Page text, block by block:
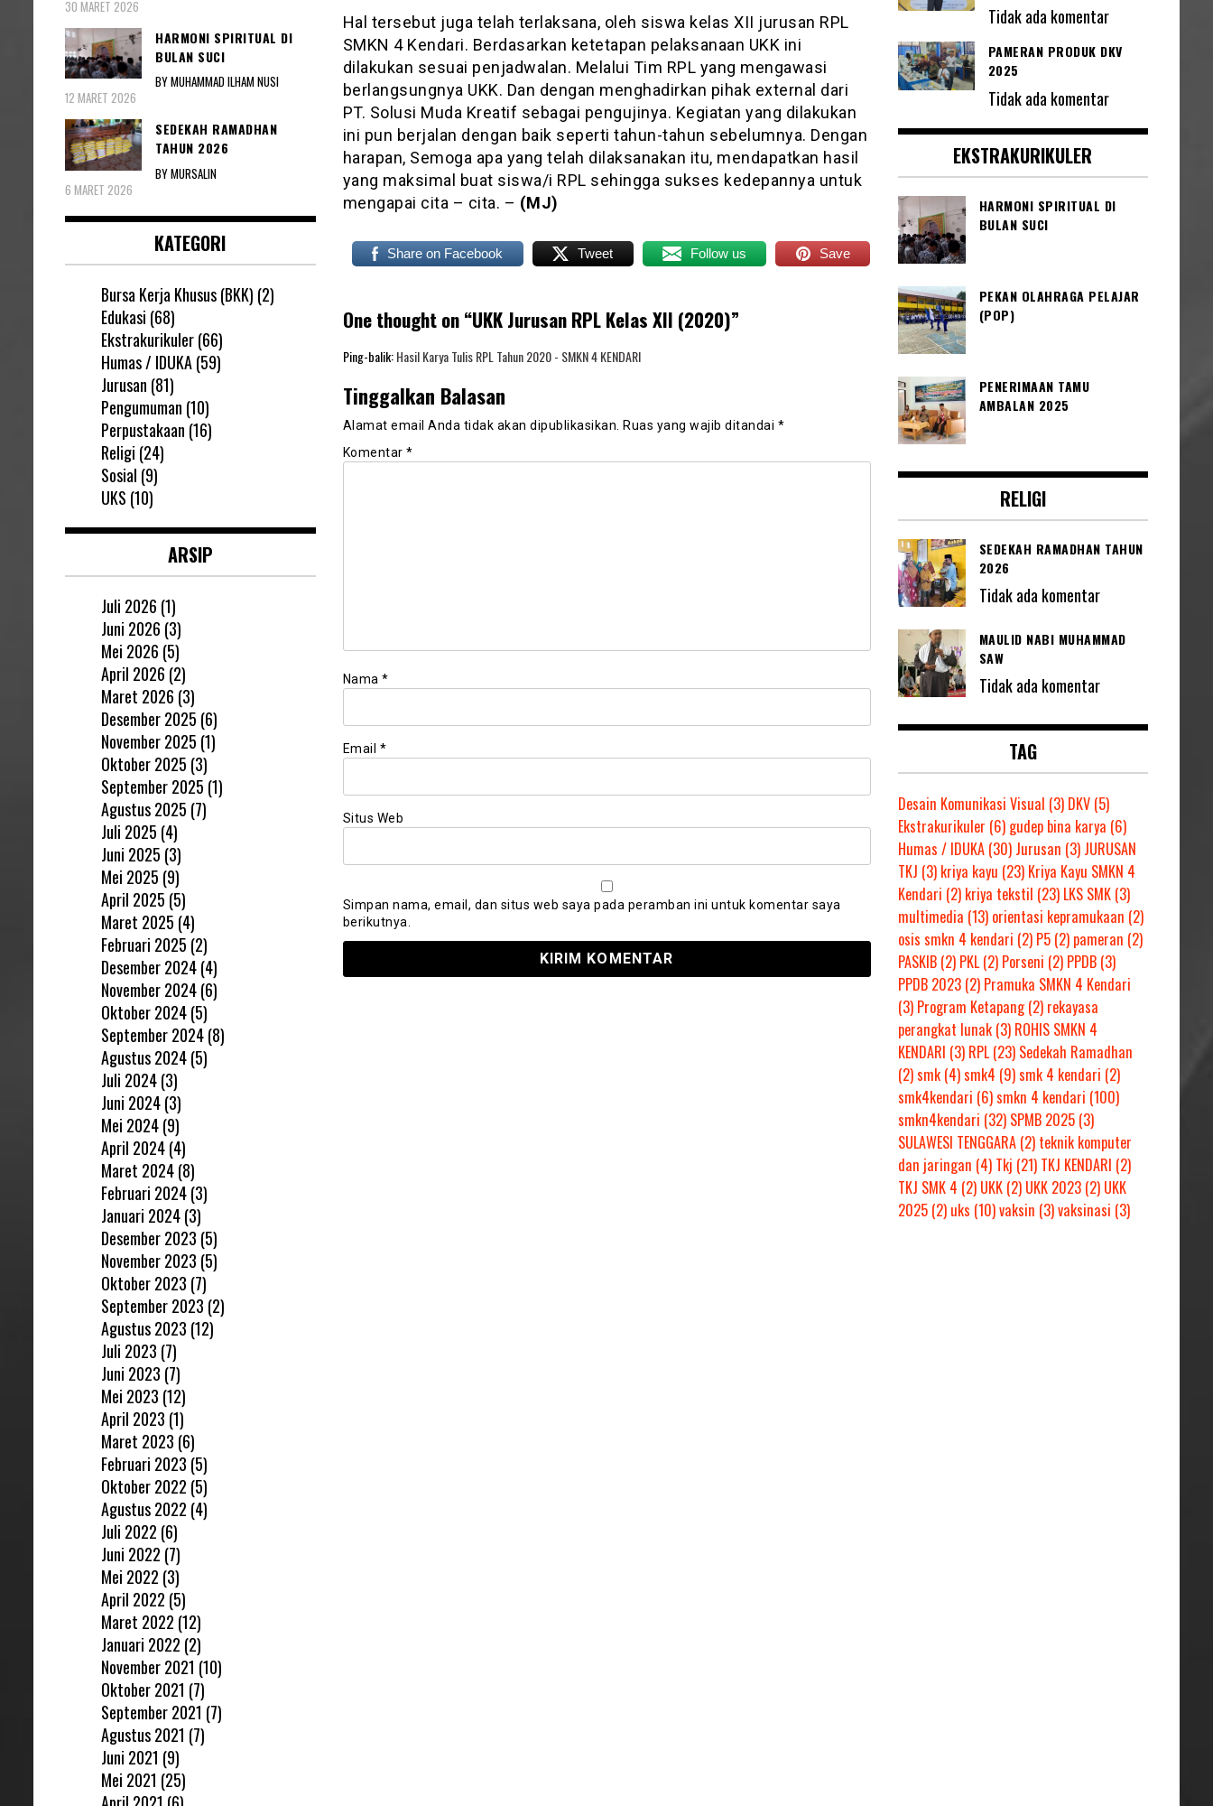
Hal tersebut juga telah terlaksana, oleh siswa kelas XII jurusan RPL
SMKN 4 Kendari. Berdasarkan ketetapan pelaksanaan UKK ini
dilakukan sesuai penjadwalan. Melalui Tim RPL yang mengawasi
berlangsungnya UKK. Dan dengan menghadirkan pihak external dari
PT. Solusi Muda Kreatif sebagai pengujinya. Kegiatan yang dilakukan
ini pun berjalan dengan baik seperti tahun-tahun sebelumnya. Dengan
harapan, Semoga apa yang telah dilaksanakan itu, mendapatkan hasil
yang maksimal buat siswa/i RPL sehingga sukses kedepannya untuk
mengapai cita – cita. – (MJ)
Share on Facebook Tweet Follow us Save
One thought on “UKK Jurusan RPL Kelas XII (2020)”
Ping-balik:Hasil Karya Tulis RPL Tahun 2020 - SMKN 4 KENDARI
Tinggalkan Balasan
Alamat email Anda tidak akan dipublikasikan. Ruas yang wajib ditandai *
Komentar *
Nama *
Email *
Situs Web
Simpan nama, email, dan situs web saya pada peramban ini untuk komentar saya
berikutnya.
30 MARET 2026
HARMONI SPIRITUAL DI
BULAN SUCI
BY MUHAMMAD ILHAM NUSI
12 MARET 2026
SEDEKAH RAMADHAN
TAHUN 2026
BY MURSALIN
6 MARET 2026
KATEGORI
Bursa Kerja Khusus (BKK) (2)
Edukasi (68)
Ekstrakurikuler(66)
Humas / IDUKA(59)
Jurusan (81)
Pengumuman (10)
Perpustakaan (16)
Religi (24)
Sosial (9)
UKS (10)
ARSIP
Juli 2026 (1)
Juni 2026 (3)
Mei 2026 (5)
April 2026 (2)
Maret 2026 (3)
Desember 2025 (6)
November 2025 (1)
Oktober 2025 (3)
September 2025 (1)
Agustus 2025 (7)
Juli 2025 (4)
Juni 2025 (3)
Mei 2025 (9)
April 2025 (5)
Maret 2025 (4)
Februari 2025 (2)
Desember 2024(4)
November 2024(6)
Oktober 2024(5)
September 2024(8)
Agustus 2024(5)
Juli 2024(3)
Juni 2024(3)
Mei 2024(9)
April 2024(4)
Maret 2024(8)
Februari 2024(3)
Januari 2024(3)
Desember 2023 (5)
November 2023 (5)
Oktober 2023 (7)
September 2023 (2)
Agustus 2023 (12)
Juli 2023 (7)
Juni 2023 (7)
Mei 2023 (12)
April 2023 (1)
Maret 2023 (6)
Februari 2023 (5)
Oktober 2022 (5)
Agustus 2022 (4)
Juli 2022 (6)
Juni 2022 (7)
Mei 2022 (3)
April 2022 (5)
Maret 2022 (12)
Januari 2022 (2)
November 2021 (10)
Oktober 2021 (7)
September 2021 (7)
Agustus 2021 (7)
Juni 2021 (9)
Mei 2021 (25)
Tidak ada komentar
PAMERAN PRODUK DKV
2025
Tidak ada komentar
EKSTRAKURIKULER
HARMONI SPIRITUAL DI
BULAN SUCI
PEKAN OLAHRAGA PELAJAR
(POP)
PENERIMAAN TAMU
AMBALAN 2025
RELIGI
SEDEKAH RAMADHAN TAHUN
2026
Tidak ada komentar
MAULID NABI MUHAMMAD
SAW
Tidak ada komentar
TAG
Desain Komunikasi Visual (3) DKV(5)
Ekstrakurikuler (6) gudep bina karya (6)
Humas / IDUKA(30) Jurusan (3) JURUSAN
TKJ (3) kriya kayu (23) Kriya Kayu SMKN 4
Kendari (2) kriya tekstil (23) LKS SMK(3)
multimedia (13) orientasi kepramukaan (2)
osis smkn 4 kendari (2) P5(2) pameran (2)
PASKIB(2) PKL(2) Porseni (2) PPDB(3)
PPDB 2023(2) Pramuka SMKN 4 Kendari
(3) Program Ketapang(2) rekayasa
perangkat lunak(3) ROHIS SMKN 4
KENDARI (3) RPL(23) Sedekah Ramadhan
(2)smk(4)smk4 (9)smk 4 kendari (2)
smk4kendari (6)smkn 4 kendari (100)
smkn4kendari (32) SPMB 2025(3)
SULAWESI TENGGARA(2) teknik komputer
dan jaringan (4) Tkj (21) TKJ KENDARI (2)
TKJ SMK 4 (2) UKK(2) UKK 2023(2) UKK
2025(2) uks (10)vaksin (3)vaksinasi (3)